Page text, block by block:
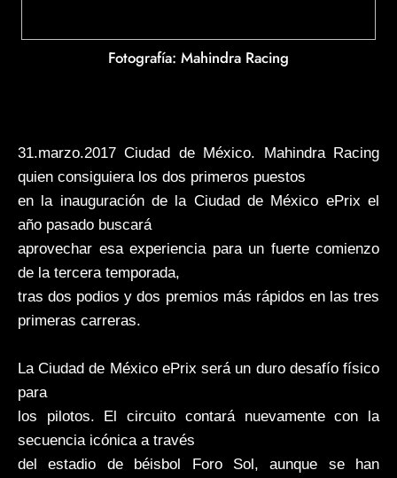
Fotografía: Mahindra Racing
31.marzo.2017 Ciudad de México. Mahindra Racing
quien consiguiera los dos primeros puestos
en la inauguración de la Ciudad de México ePrix el
año pasado buscará
aprovechar esa experiencia para un fuerte comienzo
de la tercera temporada,
tras dos podios y dos premios más rápidos en las tres
primeras carreras.
La Ciudad de México ePrix será un duro desafío físico
para
los pilotos. El circuito contará nuevamente con la
secuencia icónica a través
del estadio de béisbol Foro Sol, aunque se han